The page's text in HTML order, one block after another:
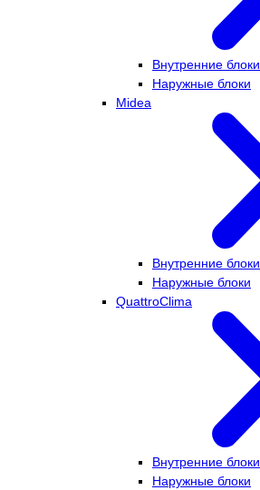
Внутренние блоки
Наружные блоки
Midea
Внутренние блоки
Наружные блоки
QuattroClima
Внутренние блоки
Наружные блоки